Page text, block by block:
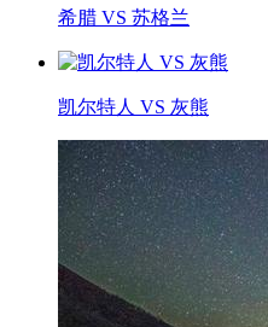
希腊 VS 苏格兰
凯尔特人 VS 灰熊